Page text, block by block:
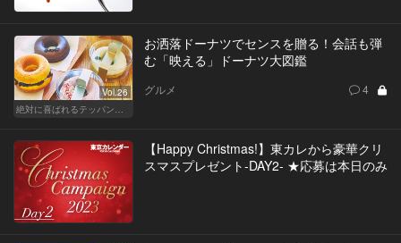
Vol.26
絶対に喜ばれるテッパン手土産
お洒落ドーナツでセンスを贈る！会話も弾
む「映える」ドーナツ大図鑑
グルメ 4
【Happy Christmas!】東カレから豪華クリ
スマスプレゼント-DAY2- ★応募は本日のみ